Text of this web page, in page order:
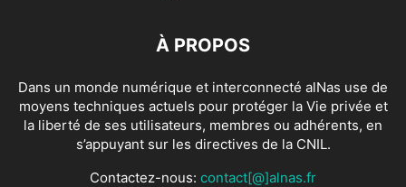
À PROPOS
Dans un monde numérique et interconnecté alNas use de
moyens techniques actuels pour protéger la Vie privée et
la liberté de ses utilisateurs, membres ou adhérents, en
s’appuyant sur les directives de la CNIL.
Contactez-nous: contact[@]alnas.fr